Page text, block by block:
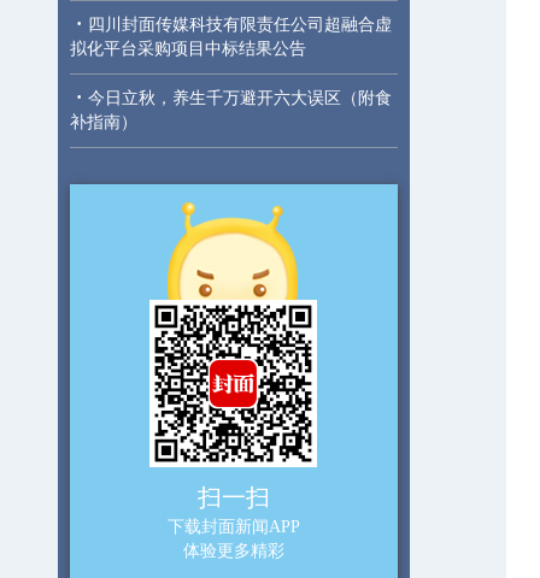
· 四川封面传媒科技有限责任公司超融合虚
拟化平台采购项目中标结果公告
· 今日立秋，养生千万避开六大误区（附食
补指南）
扫一扫
下载封面新闻APP
体验更多精彩